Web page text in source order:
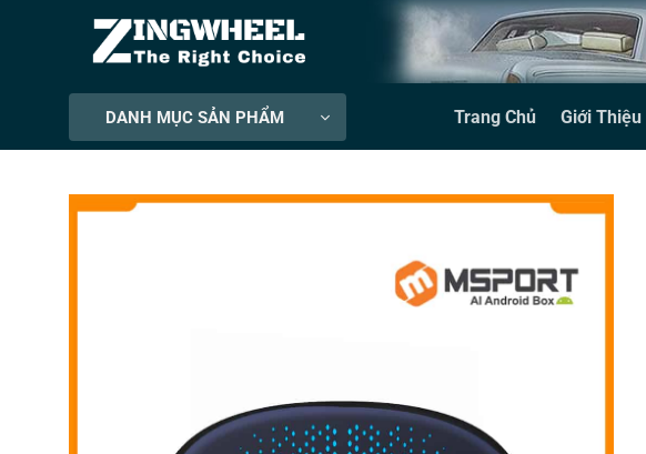
DANH MỤC SẢN PHẨM Trang Chủ Giới Thiệu